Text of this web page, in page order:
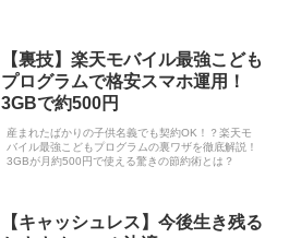
【裏技】楽天モバイル最強こども
プログラムで格安スマホ運用！
3GBで約500円
産まれたばかりの子供名義でも契約OK！？楽天モ
バイル最強こどもプログラムの裏ワザを徹底解説！
3GBが月約500円で使える驚きの節約術とは？
【キャッシュレス】今後生き残る